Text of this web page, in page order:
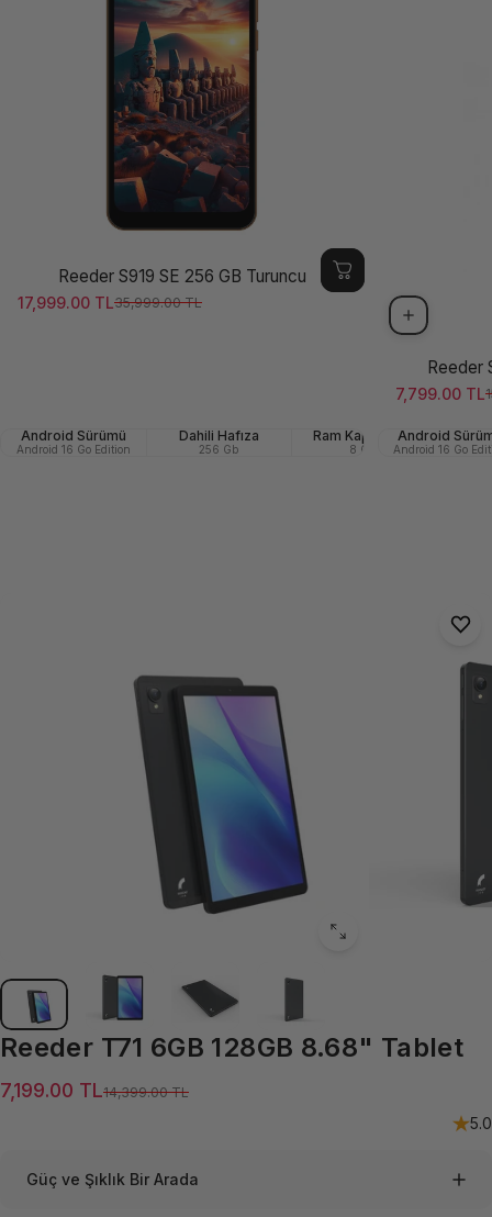
Reeder S919 SE 256 GB Turuncu
Satış ücreti
17,999.00 TL
Normal fiyat35,999.00 TL
Android Sürümü
Android 16 Go Edition
Dahili Hafıza
256 Gb
Ram Kapasitesi
8 GB
Ön
Reeder
Satış ücreti
7,799.00 TL
Normal
Android
Android 16 Go
Reeder T71 6GB 128GB 8.68" Tablet
Satış ücreti
7,199.00 TL
Normal fiyat14,399.00 TL
5.0
Güç ve Şıklık Bir Arada